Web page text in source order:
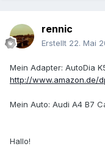
rennic
Erstellt 22. Mai
Mein Adapter: AutoDia
http://www.amazon.de/
Mein Auto: Audi A4 B7
Hallo!